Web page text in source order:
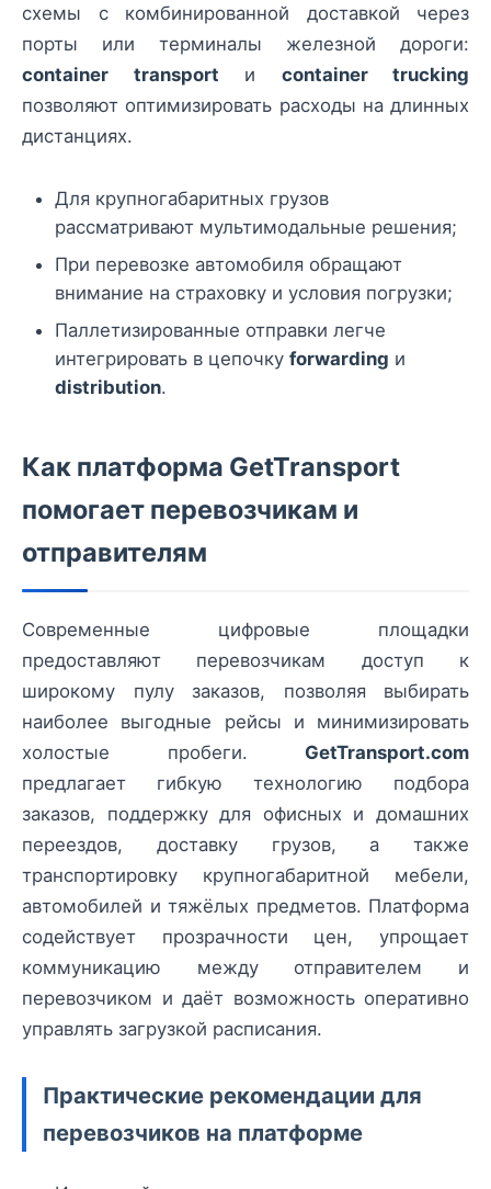
схемы с комбинированной доставкой через
порты или терминалы железной дороги:
container transport и container trucking
позволяют оптимизировать расходы на длинных
дистанциях.
Для крупногабаритных грузов
рассматривают мультимодальные решения;
При перевозке автомобиля обращают
внимание на страховку и условия погрузки;
Паллетизированные отправки легче
интегрировать в цепочку forwarding и
distribution.
Как платформа GetTransport
помогает перевозчикам и
отправителям
Современные цифровые площадки
предоставляют перевозчикам доступ к
широкому пулу заказов, позволяя выбирать
наиболее выгодные рейсы и минимизировать
холостые пробеги. GetTransport.com
предлагает гибкую технологию подбора
заказов, поддержку для офисных и домашних
переездов, доставку грузов, а также
транспортировку крупногабаритной мебели,
автомобилей и тяжёлых предметов. Платформа
содействует прозрачности цен, упрощает
коммуникацию между отправителем и
перевозчиком и даёт возможность оперативно
управлять загрузкой расписания.
Практические рекомендации для
перевозчиков на платформе